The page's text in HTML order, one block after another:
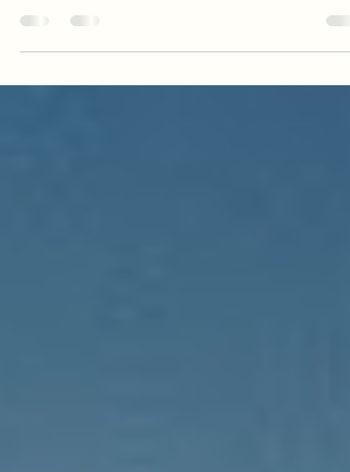
Seis muertos y más de diez heridos en un
responde con firmeza mientras el mundo
condena la violencia.